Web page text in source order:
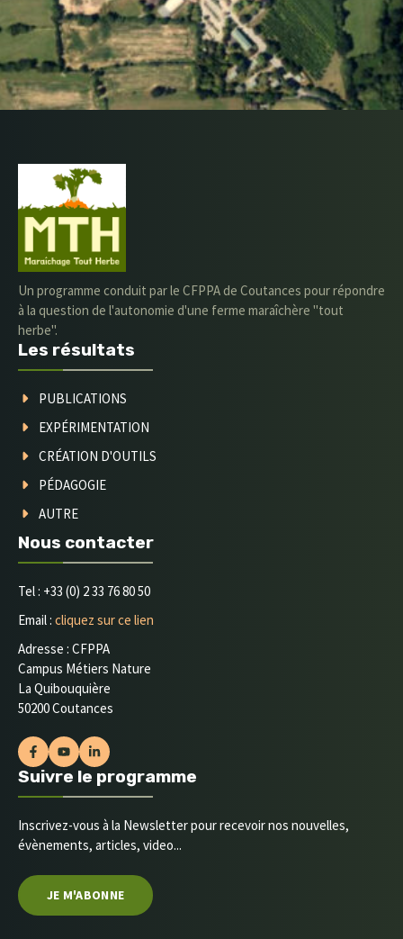
Un programme conduit par le CFPPA de Coutances pour répondre
à la question de l'autonomie d'une ferme maraîchère "tout
herbe".
Les résultats
PUBLICATIONS
EXPÉRIMENTATION
CRÉATION D'OUTILS
PÉDAGOGIE
AUTRE
Nous contacter
Tel : +33 (0) 2 33 76 80 50
Email : cliquez sur ce lien
Adresse : CFPPA
Campus Métiers Nature
La Quibouquière
50200 Coutances
Suivre le programme
Inscrivez-vous à la Newsletter pour recevoir nos nouvelles,
évènements, articles, video...
JE M'ABONNE